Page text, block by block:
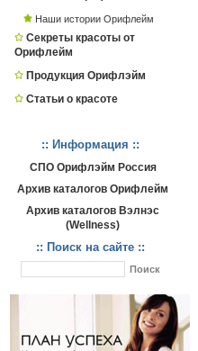
Наши истории Орифлейм
Секреты красоты от
Орифлейм
Продукция Орифлэйм
Статьи о красоте
:: Информация ::
СПО Орифлэйм Россия
Архив каталогов Орифлейм
Архив каталогов Вэлнэс
(Wellness)
:: Поиск на сайте ::